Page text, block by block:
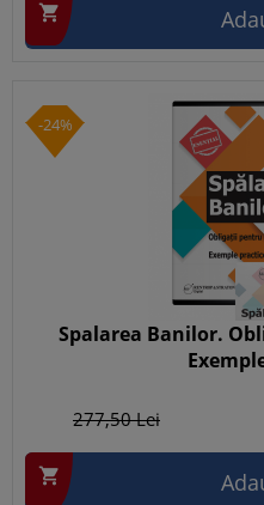

-24%
Spalarea Banilor.
277,50Lei
